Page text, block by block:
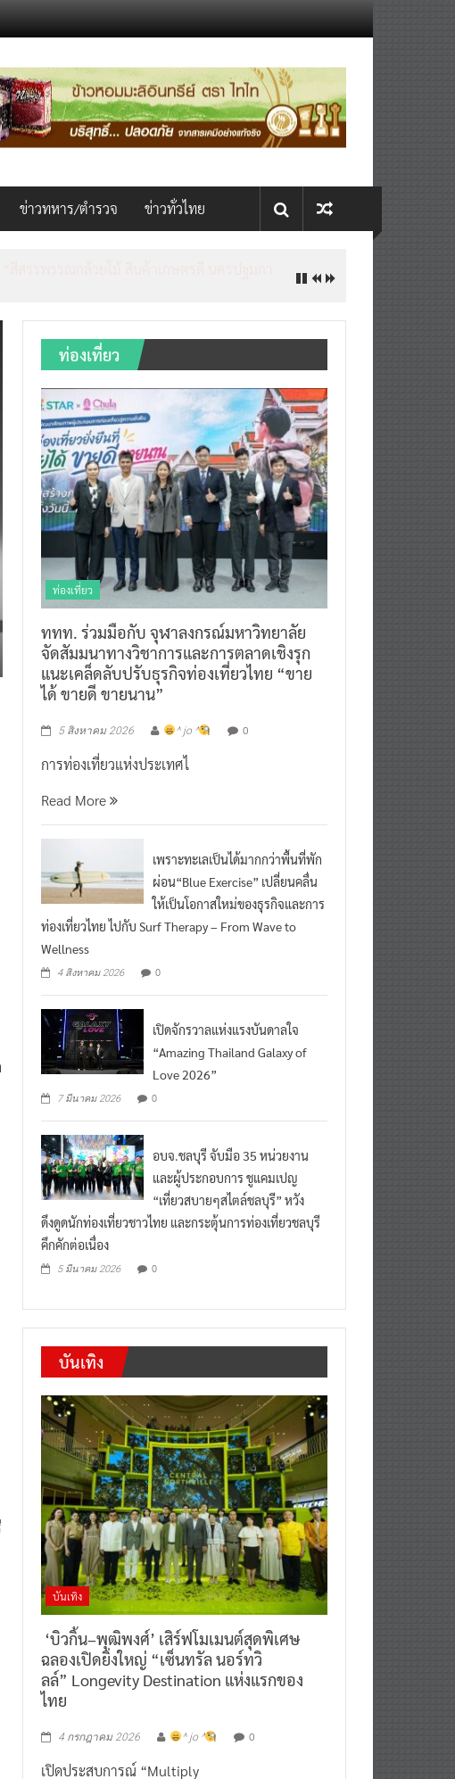
ข่าวทหาร/ตำรวจ ข่าวทั่วไทย
ท่องเที่ยว
ท่องเที่ยว
ททท. ร่วมมือกับ จุฬาลงกรณ์มหาวิทยาลัย
จัดสัมมนาทางวิชาการและการตลาดเชิงรุก
แนะเคล็ดลับปรับธุรกิจท่องเที่ยวไทย “ขาย
ได้ ขายดี ขายนาน”
การท่องเที่ยวแห่งประเทศไ
ผ่อน“Blue Exercise” เปลี่ยนคลื่น
ให้เป็นโอกาสใหม่ของธุรกิจและการ
ท่องเที่ยวไทย ไปกับ Surf Therapy – From Wave to
Wellness
“Amazing Thailand Galaxy of
Love 2026”
0
และผู้ประกอบการ ชูแคมเปญ
“เที่ยวสบายๆสไตล์ชลบุรี” หวัง
ดึงดูดนักท่องเที่ยวชาวไทย และกระตุ้นการท่องเที่ยวชลบุรี
คึกคักต่อเนื่อง
บันเทิง
บันเทิง
‘บิวกิ้น–พุฒิพงศ์’ เสิร์ฟโมเมนต์สุดพิเศษ
ฉลองเปิดยิ่งใหญ่ “เซ็นทรัล นอร์ทวิ
ลล์” Longevity Destination แห่งแรกของ
ไทย
เปิดประสบการณ์ “Multiply